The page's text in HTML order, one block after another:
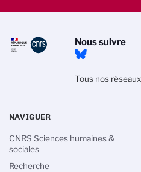
Nous suivre
Tous nos
NAVIGUER
CNRS Sciences humaines &
sociales
Recherche